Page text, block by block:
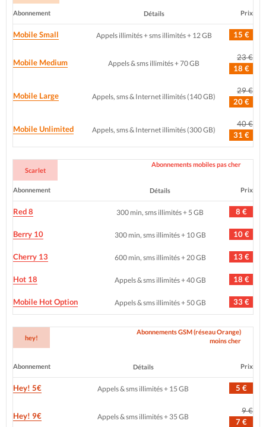
Abonnement Détails Prix
Mobile Small Appels illimités + sms illimités + 12 GB 15 €
Mobile Medium Appels & sms illimités + 70 GB
23 €
18 €
Mobile Large Appels, sms & Internet illimités (140 GB)
29 €
20 €
Mobile Unlimited Appels, sms & Internet illimités (300 GB)
40 €
31 €
Scarlet
Abonnements mobiles pas cher
Abonnement Détails Prix
Red 8 300 min, sms illimités + 5 GB 8 €
Berry 10 300 min, sms illimités + 10 GB 10 €
Cherry 13 600 min, sms illimités + 20 GB 13 €
Hot 18 Appels & sms illimités + 40 GB 18 €
Mobile Hot Option Appels & sms illimités + 50 GB 33 €
hey!
Abonnements GSM (réseau Orange)
moins cher
Abonnement Détails Prix
Hey! 5€ Appels & sms illimités + 15 GB 5 €
Hey! 9€ Appels & sms illimités + 35 GB
9 €
7 €